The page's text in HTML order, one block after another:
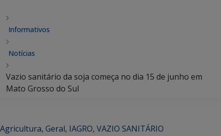
Informativos
Notícias
Vazio sanitário da soja começa no dia 15 de junho em
Mato Grosso do Sul
Agricultura, Geral, IAGRO, VAZIO SANITÁRIO